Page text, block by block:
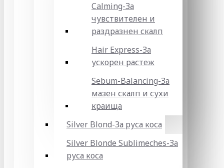
Calming-За
чувствителен и
раздразнен скалп
Hair Express-За
ускорен растеж
Sebum-Balancing-За
мазен скалп и сухи
краища
Silver Blond-За руса коса
Silver Blonde Sublіmeches-За
руса коса